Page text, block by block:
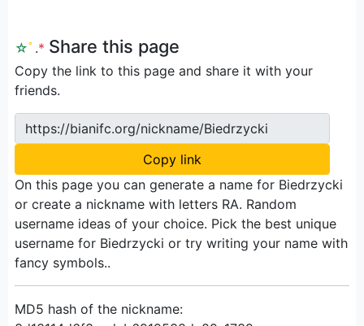
☆ﾟ .* Share this page
Copy the link to this page and share it with your
friends.
https://bianifc.org/nickname/Biedrzycki
Copy link
On this page you can generate a name for Biedrzycki
or create a nickname with letters RA. Random
username ideas of your choice. Pick the best unique
username for Biedrzycki or try writing your name with
fancy symbols..
MD5 hash of the nickname: